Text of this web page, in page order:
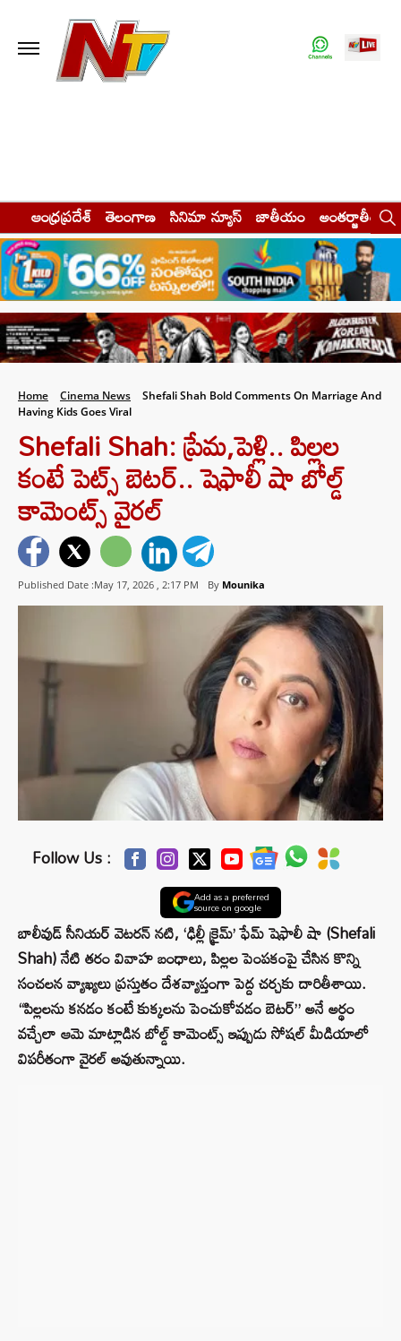
ఆంధ్రప్రదేశ్ తెలంగాణ సినిమా న్యూస్ జాతీయం అంతర్జాతీయం
Home Cinema News
Shefali Shah Bold Comments On Marriage And
Having Kids Goes Viral
Shefali Shah: ప్రేమ,పెళ్లి.. పిల్లల
కంటే పెట్స్ బెటర్.. షెఫాలీ షా బోల్డ్
కామెంట్స్ వైరల్
Published Date :May 17, 2026 , 2:17 PM By Mounika
Follow Us :
Add as a preferred
source on google
బాలీవుడ్ సీనియర్ వెటరన్ నటి, ‘ఢిల్లీ క్రైమ్’ ఫేమ్ షెఫాలీ షా (Shefali
Shah) నేటి తరం వివాహ బంధాలు, పిల్లల పెంపకంపై చేసిన కొన్ని
సంచలన వ్యాఖ్యలు ప్రస్తుతం దేశవ్యాప్తంగా పెద్ద చర్చకు దారితీశాయి.
“పిల్లలను కనడం కంటే కుక్కలను పెంచుకోవడం బెటర్” అనే అర్థం
వచ్చేలా ఆమె మాట్లాడిన బోల్డ్ కామెంట్స్ ఇప్పుడు సోషల్ మీడియాలో
విపరీతంగా వైరల్ అవుతున్నాయి.